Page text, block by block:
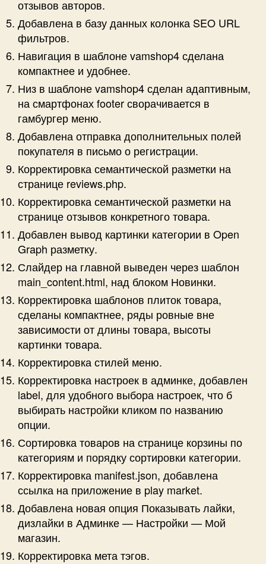
отзывов авторов.
Добавлена в базу данных колонка SEO URL
фильтров.
Навигация в шаблоне vamshop4 сделана
компактнее и удобнее.
Низ в шаблоне vamshop4 сделан адаптивным,
на смартфонах footer сворачивается в
гамбургер меню.
Добавлена отправка дополнительных полей
покупателя в письмо о регистрации.
Корректировка семантической разметки на
странице reviews.php.
Корректировка семантической разметки на
странице отзывов конкретного товара.
Добавлен вывод картинки категории в Open
Graph разметку.
Слайдер на главной выведен через шаблон
main_content.html, над блоком Новинки.
Корректировка шаблонов плиток товара,
сделаны компактнее, ряды ровные вне
зависимости от длины товара, высоты
картинки товара.
Корректировка стилей меню.
Корректировка настроек в админке, добавлен
label, для удобного выбора настроек, что б
выбирать настройки кликом по названию
опции.
Сортировка товаров на странице корзины по
категориям и порядку сортировки категории.
Корректировка manifest.json, добавлена
ссылка на приложение в play market.
Добавлена новая опция Показывать лайки,
дизлайки в Админке — Настройки — Мой
магазин.
Корректировка мета тэгов.